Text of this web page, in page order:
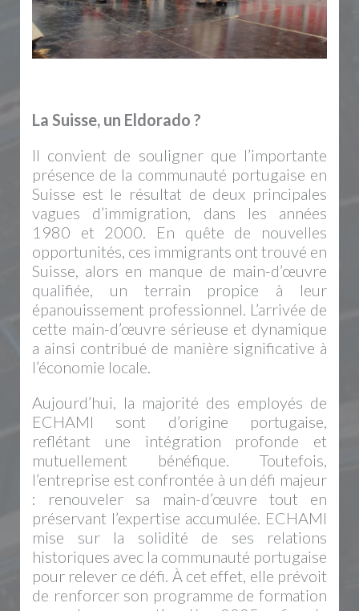
La Suisse, un Eldorado ?
Il convient de souligner que l’importante
présence de la communauté portugaise en
Suisse est le résultat de deux principales
vagues d’immigration, dans les années
1980 et 2000. En quête de nouvelles
opportunités, ces immigrants ont trouvé en
Suisse, alors en manque de main-d’œuvre
qualifiée, un terrain propice à leur
épanouissement professionnel. L’arrivée de
cette main-d’œuvre sérieuse et dynamique
a ainsi contribué de manière significative à
l’économie locale.
Aujourd’hui, la majorité des employés de
ECHAMI sont d’origine portugaise,
reflétant une intégration profonde et
mutuellement bénéfique. Toutefois,
l’entreprise est confrontée à un défi majeur
: renouveler sa main-d’œuvre tout en
préservant l’expertise accumulée. ECHAMI
mise sur la solidité de ses relations
historiques avec la communauté portugaise
pour relever ce défi. À cet effet, elle prévoit
de renforcer son programme de formation